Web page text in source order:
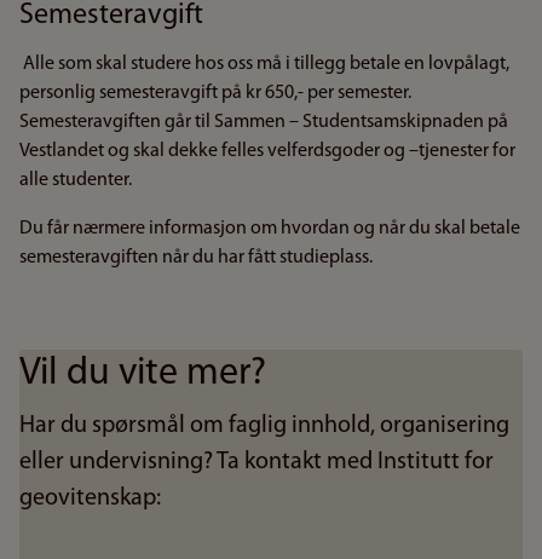
Semesteravgift
Alle som skal studere hos oss må i tillegg betale en lovpålagt,
personlig semesteravgift på kr 650,- per semester.
Semesteravgiften går til Sammen – Studentsamskipnaden på
Vestlandet og skal dekke felles velferdsgoder og –tjenester for
alle studenter.
Du får nærmere informasjon om hvordan og når du skal betale
semesteravgiften når du har fått studieplass.
Vil du vite mer?
Har du spørsmål om faglig innhold, organisering
eller undervisning? Ta kontakt med Institutt for
geovitenskap: